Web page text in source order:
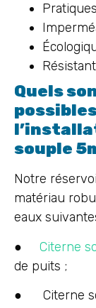
Quels
souple
Notre
matériau
eaux
● Citerne
de puits ;
● Citerne